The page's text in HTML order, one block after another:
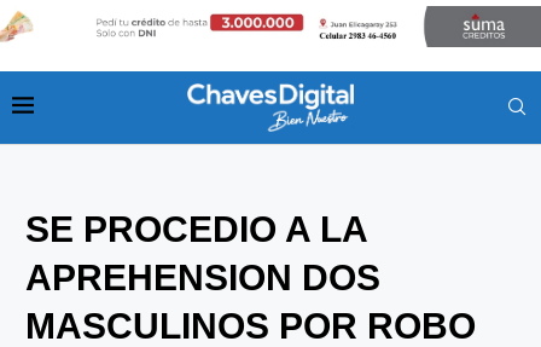
SE PROCEDIO A LA
APREHENSION DOS
MASCULINOS POR ROBO